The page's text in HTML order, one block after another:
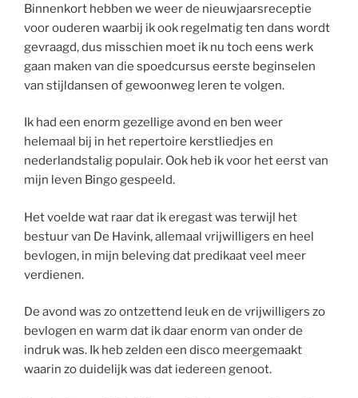
Binnenkort hebben we weer de nieuwjaarsreceptie
voor ouderen waarbij ik ook regelmatig ten dans wordt
gevraagd, dus misschien moet ik nu toch eens werk
gaan maken van die spoedcursus eerste beginselen
van stijldansen of gewoonweg leren te volgen.
Ik had een enorm gezellige avond en ben weer
helemaal bij in het repertoire kerstliedjes en
nederlandstalig populair. Ook heb ik voor het eerst van
mijn leven Bingo gespeeld.
Het voelde wat raar dat ik eregast was terwijl het
bestuur van De Havink, allemaal vrijwilligers en heel
bevlogen, in mijn beleving dat predikaat veel meer
verdienen.
De avond was zo ontzettend leuk en de vrijwilligers zo
bevlogen en warm dat ik daar enorm van onder de
indruk was. Ik heb zelden een disco meergemaakt
waarin zo duidelijk was dat iedereen genoot.